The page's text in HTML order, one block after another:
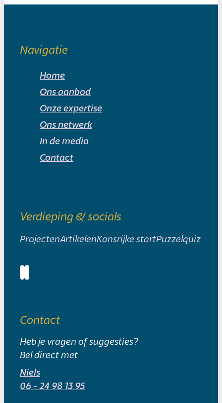
Navigatie
Home
Ons aanbod
Onze expertise
Ons netwerk
In de media
Contact
Verdieping & socials
ProjectenArtikelenKansrijke startPuzzelquiz
Contact
Heb je vragen of suggesties?
Bel direct met
Niels
06 - 24 98 13 95